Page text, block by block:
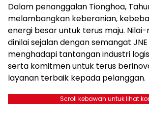
Dalam penanggalan Tionghoa,
melambangkan keberanian,
energi besar untuk terus maju.
dinilai sejalan dengan semangat
menghadapi tantangan industri
serta komitmen untuk terus
layanan terbaik kepada pelanggan.
Scroll kebawah untuk lihat